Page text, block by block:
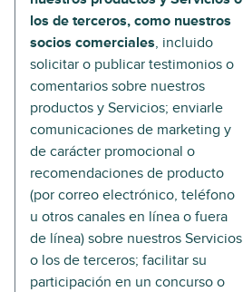
los de terceros, como nuestros
socios comerciales, incluido
solicitar o publicar testimonios o
comentarios sobre nuestros
productos y Servicios; enviarle
comunicaciones de marketing y
de carácter promocional o
recomendaciones de producto
(por correo electrónico, teléfono
u otros canales en línea o fuera
de línea) sobre nuestros Servicios
o los de terceros; facilitar su
participación en un concurso o